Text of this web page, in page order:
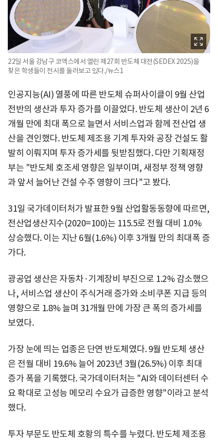
22일 서울 강남구 코엑스에서 열린 제27회 반도체 대전(SEDEX 2025)을
찾은 학생들이 전시를 둘러보고 있다./뉴스1
인공지능(AI) 열풍에 따른 반도체 슈퍼사이클이 9월 산업
전반의 생산과 투자 증가를 이끌었다. 반도체 생산이 2년 6
개월 만에 최대 폭으로 늘면서 서비스업과 함께 전산업 생
산을 견인했다. 반도체 제조용 기계 투자와 공장 건설도 활
발히 이뤄지며 투자 증가세를 뒷받침했다. 다만 기획재정
부는 "반도체 호조세 영향은 일부이며, 새정부 정책 영향
과 앞서 늘어난 건설 수주 영향이 크다"고 봤다.
31일 국가데이터처가 발표한 9월 산업활동동향에 따르면,
전산업생산지수(2020=100)는 115.5로 전월 대비 1.0%
상승했다. 이는 지난 6월(1.6%) 이후 3개월 만의 최대폭 증
가다.
광공업 생산은 자동차·기계장비 부진으로 1.2% 감소했으
나, 서비스업 생산이 주식거래 증가와 소비쿠폰 지급 등의
영향으로 1.8% 늘며 31개월 만에 가장 큰 폭의 증가세를
보였다.
가장 눈에 띄는 업종은 단연 반도체였다. 9월 반도체 생산
은 전월 대비 19.6% 늘어 2023년 3월(26.5%) 이후 최대
증가 폭을 기록했다. 국가데이터처는 "AI와 데이터센터 수
요 확대로 고성능 메모리 수요가 급증한 영향"이라고 분석
했다.
투자 부문도 반도체 호황의 특수를 누렸다. 반도체 제조용